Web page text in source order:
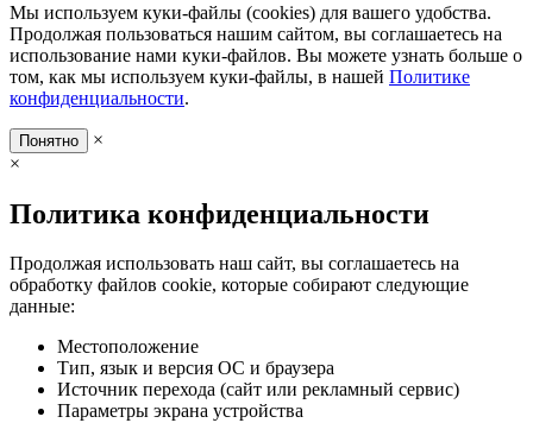
Мы используем куки-файлы (cookies) для вашего удобства.
Продолжая пользоваться нашим сайтом, вы соглашаетесь на
использование нами куки-файлов. Вы можете узнать больше о
том, как мы используем куки-файлы, в нашей Политике
конфиденциальности.
Понятно
×
×
Политика конфиденциальности
Продолжая использовать наш сайт, вы соглашаетесь на
обработку файлов cookie, которые собирают следующие
данные:
Местоположение
Тип, язык и версия ОС и браузера
Источник перехода (сайт или рекламный сервис)
Параметры экрана устройства